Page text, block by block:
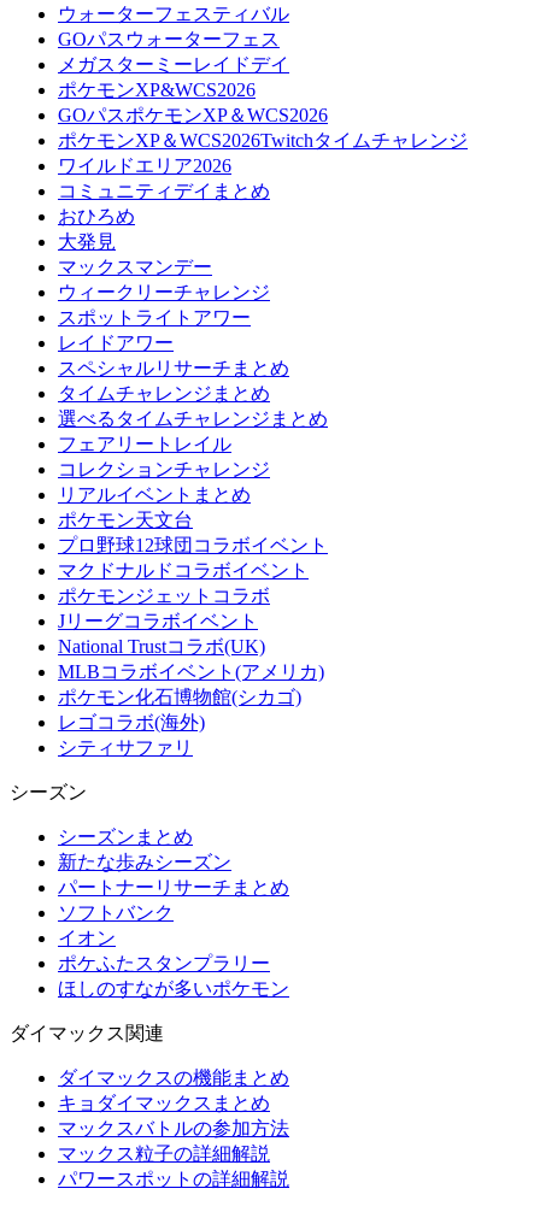
ウォーターフェスティバル
GOパスウォーターフェス
メガスターミーレイドデイ
ポケモンXP&WCS2026
GOパスポケモンXP＆WCS2026
ポケモンXP＆WCS2026Twitchタイムチャレンジ
ワイルドエリア2026
コミュニティデイまとめ
おひろめ
大発見
マックスマンデー
ウィークリーチャレンジ
スポットライトアワー
レイドアワー
スペシャルリサーチまとめ
タイムチャレンジまとめ
選べるタイムチャレンジまとめ
フェアリートレイル
コレクションチャレンジ
リアルイベントまとめ
ポケモン天文台
プロ野球12球団コラボイベント
マクドナルドコラボイベント
ポケモンジェットコラボ
Jリーグコラボイベント
National Trustコラボ(UK)
MLBコラボイベント(アメリカ)
ポケモン化石博物館(シカゴ)
レゴコラボ(海外)
シティサファリ
シーズン
シーズンまとめ
新たな歩みシーズン
パートナーリサーチまとめ
ソフトバンク
イオン
ポケふたスタンプラリー
ほしのすなが多いポケモン
ダイマックス関連
ダイマックスの機能まとめ
キョダイマックスまとめ
マックスバトルの参加方法
マックス粒子の詳細解説
パワースポットの詳細解説